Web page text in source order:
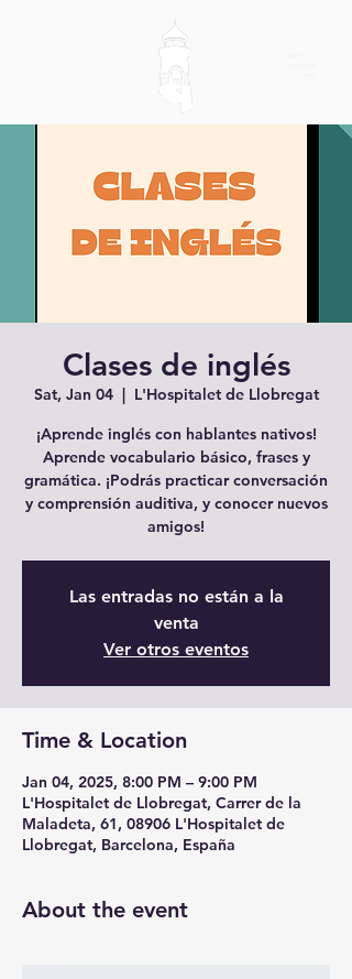
Clases de inglés
Sat, Jan 04
  |
L'Hospitalet de Llobregat
¡Aprende inglés con hablantes nativos!
Aprende vocabulario básico, frases y
gramática. ¡Podrás practicar conversación
y comprensión auditiva, y conocer nuevos
amigos!
Las entradas no están a la
venta
Ver otros eventos
Time & Location
Jan 04, 2025, 8:00 PM – 9:00 PM
L'Hospitalet de Llobregat, Carrer de la
Maladeta, 61, 08906 L'Hospitalet de
Llobregat, Barcelona, España
About the event